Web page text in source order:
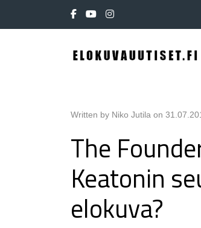
Written by Niko Jutila on
The
Keatonin
elokuva?